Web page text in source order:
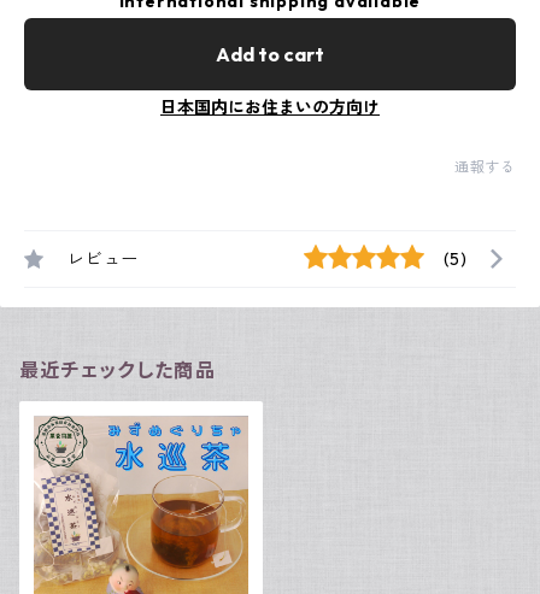
Add to cart
日本国内にお住まいの方向け
通報する
レビュー (5)
最近チェックした商品